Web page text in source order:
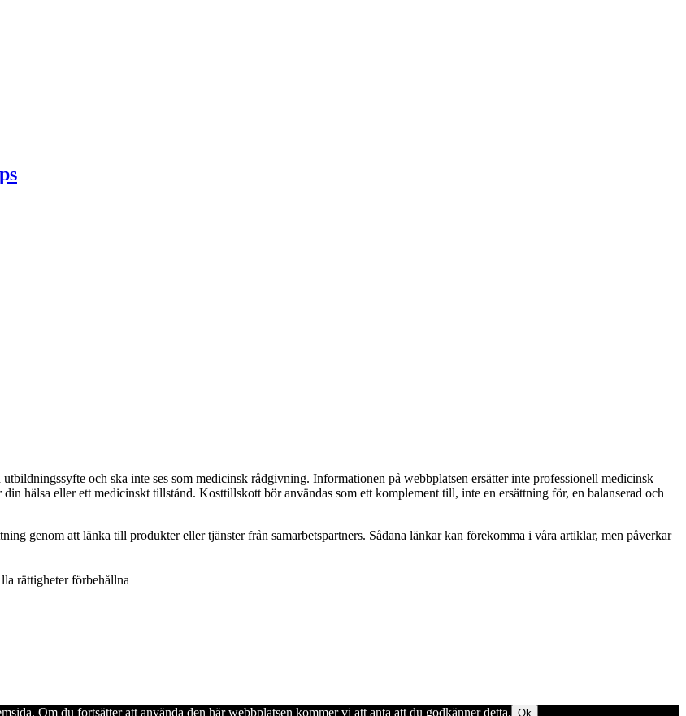
och ska inte ses som medicinsk rådgivning. Informationen på webbplatsen ersätter inte professionell medicinsk
hälsa eller ett medicinskt tillstånd. Kosttillskott bör användas som ett komplement till, inte en ersättning för, en balanserad och
genom att länka till produkter eller tjänster från samarbetspartners. Sådana länkar kan förekomma i våra artiklar, men påverkar
rättigheter förbehållna
Om du fortsätter att använda den här webbplatsen kommer vi att anta att du godkänner detta. Ok